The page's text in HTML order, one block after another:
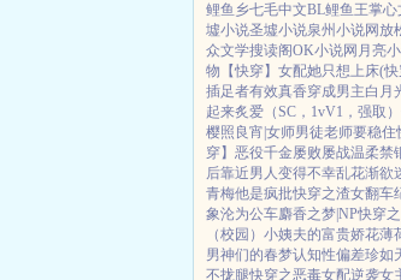
鲤鱼乡七毛中文BL鲤鱼王掌心
墟小说圣墟小说泉州小说网放
众文学搜读阁OK小说网 月亮
物【快穿】 女配她只想上床(
插足者有效真香穿成男主白月
起来炙爱（SC，1vV1，强取）
樱照良宵|女师男徒老师要稳住
穿】 恶役千金屡败屡战温柔禁
后靠近男人变得不幸乱花渐欲
青梅他是疯批快穿之渣女翻车
象沦为公车麝香之梦|NP快穿
（校园） 小姨夫的富贵娇花薄
男神们的春梦认知性偏差珍如
不拢腿快穿之恶毒女配逆袭女